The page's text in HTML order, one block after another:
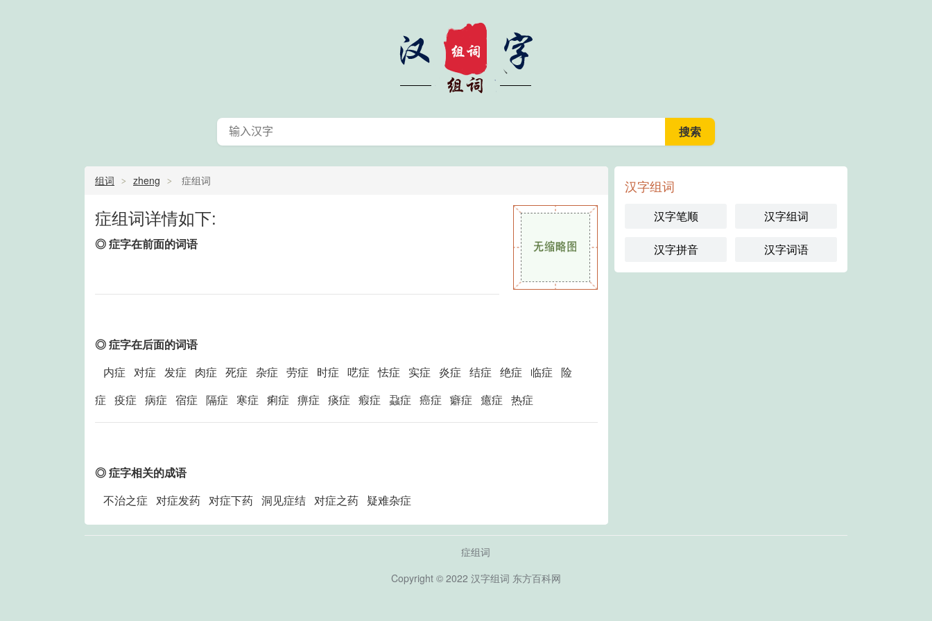
组词 zheng 症组词
症组词详情如下:
◎ 症字在前面的词语
◎ 症字在后面的词语
内症 对症 发症 肉症 死症 杂症 劳症 时症 呓症 怯症 实症 炎症 结症 绝症 临症 险
症 疫症 病症 宿症 隔症 寒症 痢症 痹症 痰症 瘕症 蝨症 癌症 癖症 癔症 热症
◎ 症字相关的成语
不治之症 对症发药 对症下药 洞见症结 对症之药 疑难杂症
汉字组词
汉字笔顺 汉字组词
汉字拼音 汉字词语
症组词
Copyright © 2022 汉字组词 东方百科网